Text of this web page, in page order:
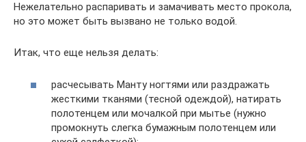
Нежелательно распаривать и замачивать место прокола,
но это может быть вызвано не только водой.
Итак, что еще нельзя делать:
расчесывать Манту ногтями или раздражать
жесткими тканями (тесной одеждой), натирать
полотенцем или мочалкой при мытье (нужно
промокнуть слегка бумажным полотенцем или